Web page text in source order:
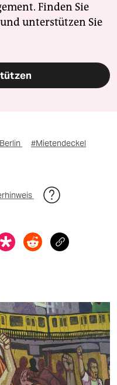
Finden Sie
unterstützen Sie
#Mietendeckel